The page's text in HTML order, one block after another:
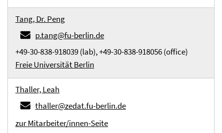
Tang, Dr. Peng
p.tang@fu-berlin.de
+49-30-838-918039 (lab), +49-30-838-918056 (office)
Freie Universität Berlin
Thaller, Leah
thaller@zedat.fu-berlin.de
zur Mitarbeiter/innen-Seite